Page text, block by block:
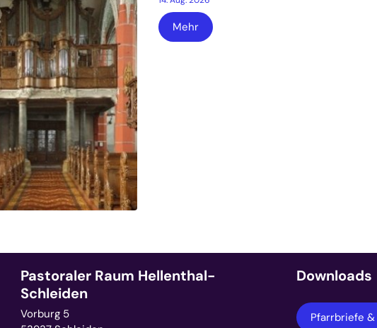
Mehr
Pastoraler Raum Hellenthal-
Schleiden
Vorburg 5
Downloads
Pfarrbriefe